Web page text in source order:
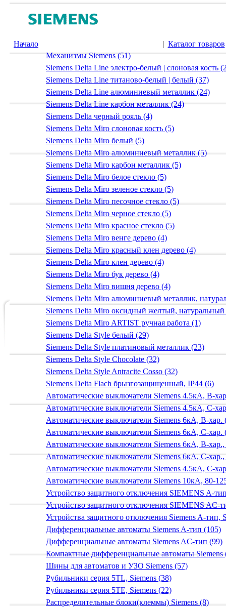
Начало | Каталог товаров
Механизмы Siemens (51)
Siemens Delta Line электро-белый | слоновая кость
Siemens Delta Line титаново-белый | белый (37)
Siemens Delta Line алюминиевый металлик (24)
Siemens Delta Line карбон металлик (24)
Siemens Delta черный рояль (4)
Siemens Delta Miro слоновая кость (5)
Siemens Delta Miro белый (5)
Siemens Delta Miro алюминиевый металлик (5)
Siemens Delta Miro карбон металлик (5)
Siemens Delta Miro белое стекло (5)
Siemens Delta Miro зеленое стекло (5)
Siemens Delta Miro песочное стекло (5)
Siemens Delta Miro черное стекло (5)
Siemens Delta Miro красное стекло (5)
Siemens Delta Miro венге дерево (4)
Siemens Delta Miro красный клен дерево (4)
Siemens Delta Miro клен дерево (4)
Siemens Delta Miro бук дерево (4)
Siemens Delta Miro вишня дерево (4)
Siemens Delta Miro алюминиевый металлик,
Siemens Delta Miro оксидный желтый,
Siemens Delta Miro ARTIST ручная работа (1)
Siemens Delta Style белый (29)
Siemens Delta Style платиновый металлик (23)
Siemens Delta Style Chocolate (32)
Siemens Delta Style Antracite Cosso (32)
Siemens Delta Flach брызгозащищенный, IP44 (6)
Автоматические выключатели Siemens 4.5кА, B-
Автоматические выключатели Siemens 4.5кА, C-
Автоматические выключатели Siemens 6кА, B-хар.
Автоматические выключатели Siemens 6кА, С-хар.
Автоматические выключатели Siemens 6кА, B-
Автоматические выключатели Siemens 6кА, C-
Автоматические выключатели Siemens 4.5кА, C-
Автоматические выключатели Siemens 10кА, 80-
Устройство защитного отключения SIEMENS A-
Устройство защитного отключения SIEMENS AС-
Устройства защитного отключения Siemens A-тип,
Дифференциальные автоматы Siemens A-тип (105)
Дифференциальные автоматы Siemens AС-тип (99)
Компактные дифференциальные автоматы Siemens
Шины для автоматов и УЗО Siemens (57)
Рубильники серия 5TL, Siemens (38)
Рубильники серия 5TE, Siemens (22)
Распределительные блоки(клеммы) Siemens (8)